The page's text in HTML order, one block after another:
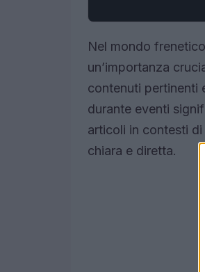
Nel mondo
un’importanza
contenuti pertinenti
durante eventi
articoli in contesti di
chiara e diretta.